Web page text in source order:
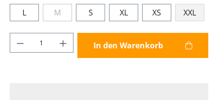
L
M S XL XS XXL
Produkt Anzahl: Gib den gewünschten
In den Warenkorb